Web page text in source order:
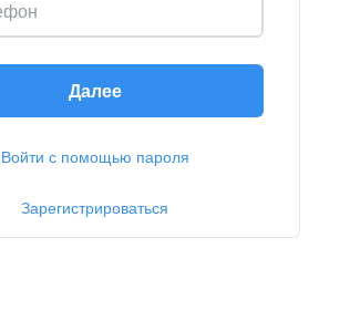
Далее
Войти с помощью пароля
Зарегистрироваться